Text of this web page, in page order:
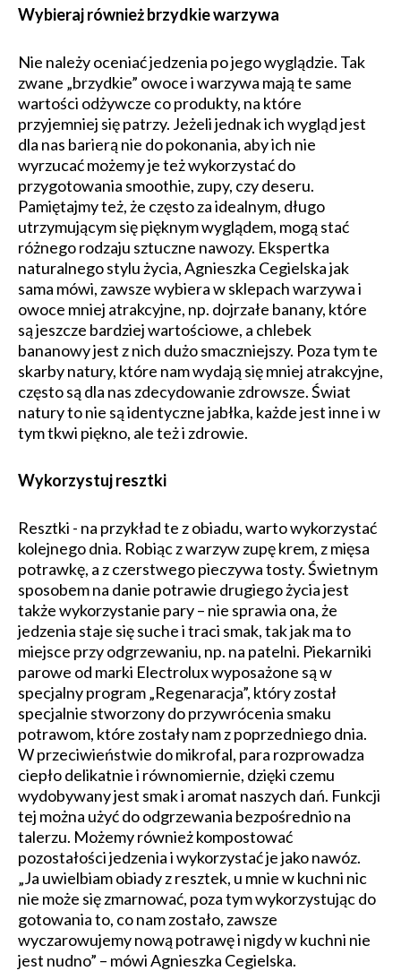
Wybieraj również brzydkie warzywa
Nie należy oceniać jedzenia po jego wyglądzie. Tak
zwane „brzydkie” owoce i warzywa mają te same
wartości odżywcze co produkty, na które
przyjemniej się patrzy. Jeżeli jednak ich wygląd jest
dla nas barierą nie do pokonania, aby ich nie
wyrzucać możemy je też wykorzystać do
przygotowania smoothie, zupy, czy deseru.
Pamiętajmy też, że często za idealnym, długo
utrzymującym się pięknym wyglądem, mogą stać
różnego rodzaju sztuczne nawozy. Ekspertka
naturalnego stylu życia, Agnieszka Cegielska jak
sama mówi, zawsze wybiera w sklepach warzywa i
owoce mniej atrakcyjne, np. dojrzałe banany, które
są jeszcze bardziej wartościowe, a chlebek
bananowy jest z nich dużo smaczniejszy. Poza tym te
skarby natury, które nam wydają się mniej atrakcyjne,
często są dla nas zdecydowanie zdrowsze. Świat
natury to nie są identyczne jabłka, każde jest inne i w
tym tkwi piękno, ale też i zdrowie.
Wykorzystuj resztki
Resztki - na przykład te z obiadu, warto wykorzystać
kolejnego dnia. Robiąc z warzyw zupę krem, z mięsa
potrawkę, a z czerstwego pieczywa tosty. Świetnym
sposobem na danie potrawie drugiego życia jest
także wykorzystanie pary – nie sprawia ona, że
jedzenia staje się suche i traci smak, tak jak ma to
miejsce przy odgrzewaniu, np. na patelni. Piekarniki
parowe od marki Electrolux wyposażone są w
specjalny program „Regenaracja”, który został
specjalnie stworzony do przywrócenia smaku
potrawom, które zostały nam z poprzedniego dnia.
W przeciwieństwie do mikrofal, para rozprowadza
ciepło delikatnie i równomiernie, dzięki czemu
wydobywany jest smak i aromat naszych dań. Funkcji
tej można użyć do odgrzewania bezpośrednio na
talerzu. Możemy również kompostować
pozostałości jedzenia i wykorzystać je jako nawóz.
„Ja uwielbiam obiady z resztek, u mnie w kuchni nic
nie może się zmarnować, poza tym wykorzystując do
gotowania to, co nam zostało, zawsze
wyczarowujemy nową potrawę i nigdy w kuchni nie
jest nudno” – mówi Agnieszka Cegielska.